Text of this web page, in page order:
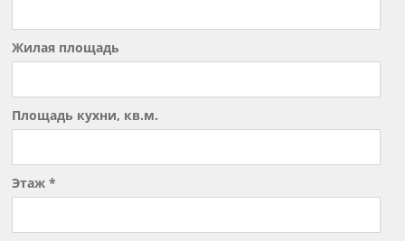
Жилая площадь
Площадь кухни, кв.м.
Этаж *